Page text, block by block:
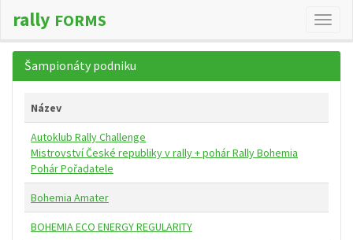
Změna
rally FORMS
Šampionáty podniku
Název
Autoklub Rally Challenge
Mistrovství České republiky v rally + pohár Rally Bohemia
Pohár Pořadatele
Bohemia Amater
BOHEMIA ECO ENERGY REGULARITY